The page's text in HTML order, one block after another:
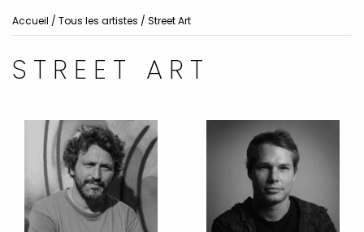
Accueil / Tous les artistes / Street Art
STREET ART